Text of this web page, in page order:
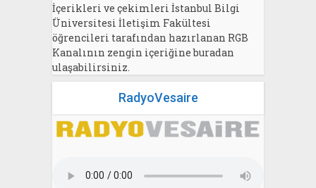
İçerikleri ve çekimleri İstanbul Bilgi
Üniversitesi İletişim Fakültesi
öğrencileri tarafından hazırlanan RGB
Kanalının zengin içeriğine buradan
ulaşabilirsiniz.
RadyoVesaire